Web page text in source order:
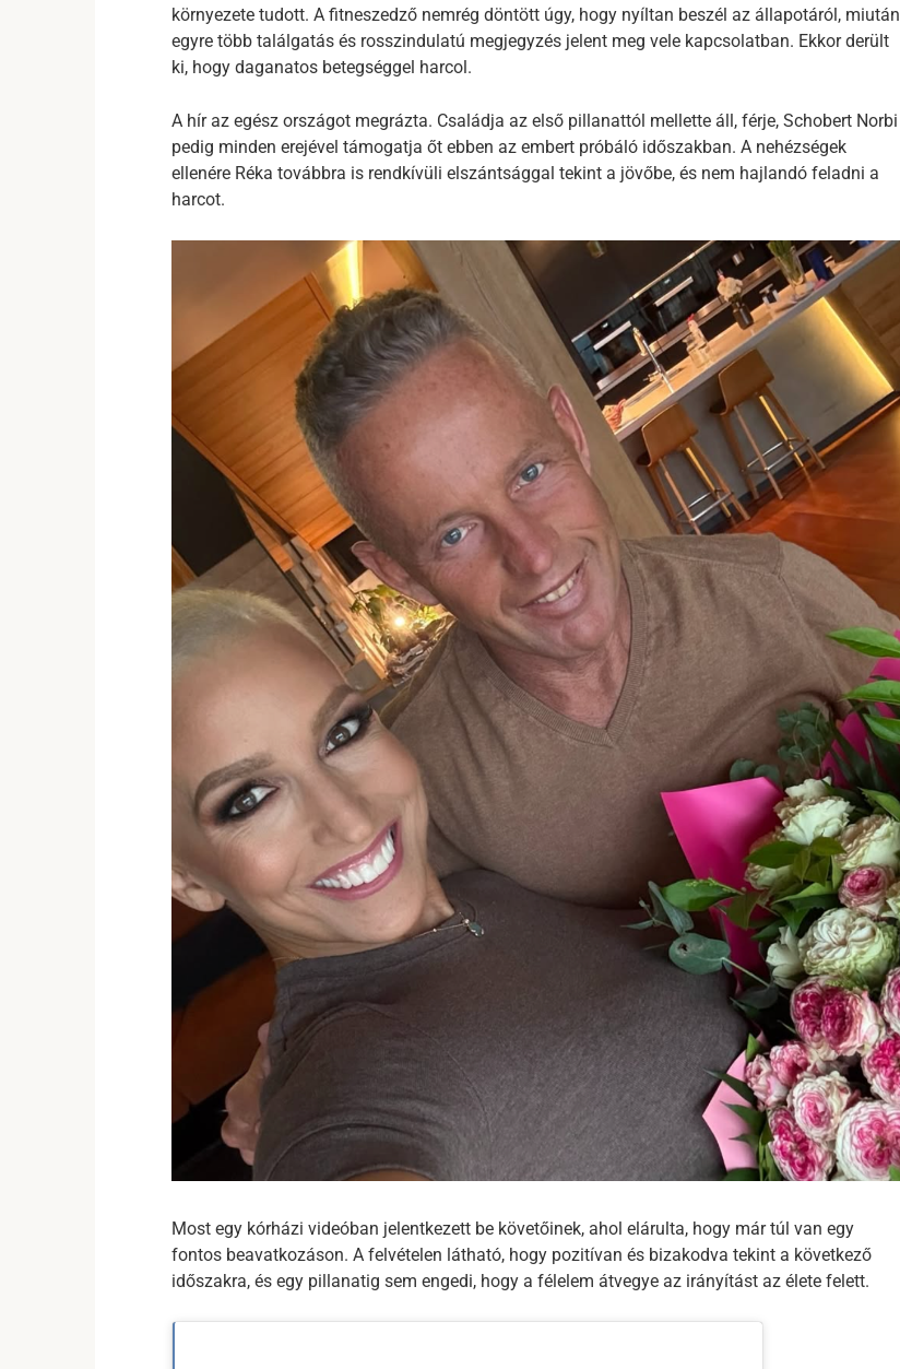
környezete tudott. A fitneszedző nemrég döntött úgy, hogy nyíltan beszél az állapotáról, miután
egyre több találgatás és rosszindulatú megjegyzés jelent meg vele kapcsolatban. Ekkor derült
ki, hogy daganatos betegséggel harcol.
A hír az egész országot megrázta. Családja az első pillanattól mellette áll, férje, Schobert Norbi
pedig minden erejével támogatja őt ebben az embert próbáló időszakban. A nehézségek
ellenére Réka továbbra is rendkívüli elszántsággal tekint a jövőbe, és nem hajlandó feladni a
harcot.
Most egy kórházi videóban jelentkezett be követőinek, ahol elárulta, hogy már túl van egy
fontos beavatkozáson. A felvételen látható, hogy pozitívan és bizakodva tekint a következő
időszakra, és egy pillanatig sem engedi, hogy a félelem átvegye az irányítást az élete felett.